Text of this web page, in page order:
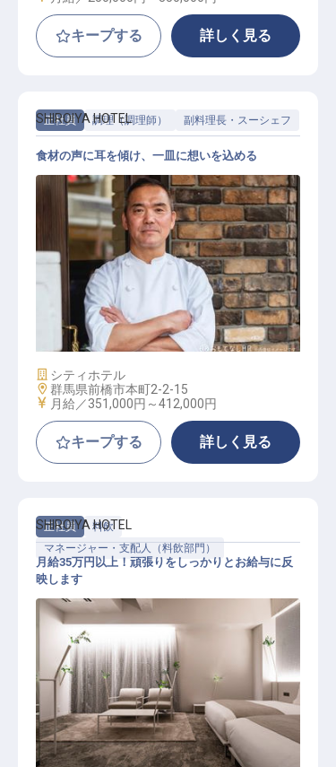
キープする 詳しく見る
正社員 調理（調理師） 副料理長・スーシェフ
スーシェフ
SHIROIYA HOTEL
食材の声に耳を傾け、一皿に想いを込める
施設業態
シティホテル
勤務地
群馬県前橋市本町2-2-15
給与
月給／351,000円～412,000円
キープする 詳しく見る
正社員
料飲
マネージャー・支配人（料飲部門）
レストランマネージャー
SHIROIYA HOTEL
月給35万円以上！頑張りをしっかりとお給与に反
映します